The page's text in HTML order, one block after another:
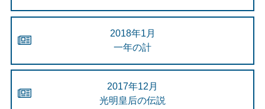
2018年1月
一年の計
2017年12月
光明皇后の伝説